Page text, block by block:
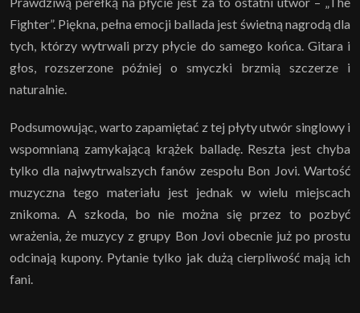
Fighter”. Piękna, pełna emocji ballada jest świetną nagrodą dla
tych, którzy wytrwali przy płycie do samego końca. Gitara i
głos, rozszerzone później o smyczki brzmią szczerze i
naturalnie.
Podsumowując, warto zapamiętać z tej płyty utwór singlowy i
wspomnianą zamykającą krążek balladę. Reszta jest chyba
tylko dla najwytrwalszych fanów zespołu Bon Jovi. Wartość
muzyczna tego materiału jest jednak w wielu miejscach
znikoma. A szkoda, bo nie można się przez to pozbyć
wrażenia, że muzycy z grupy Bon Jovi obecnie już po prostu
odcinają kupony. Pytanie tylko jak dużą cierpliwość mają ich
fani.